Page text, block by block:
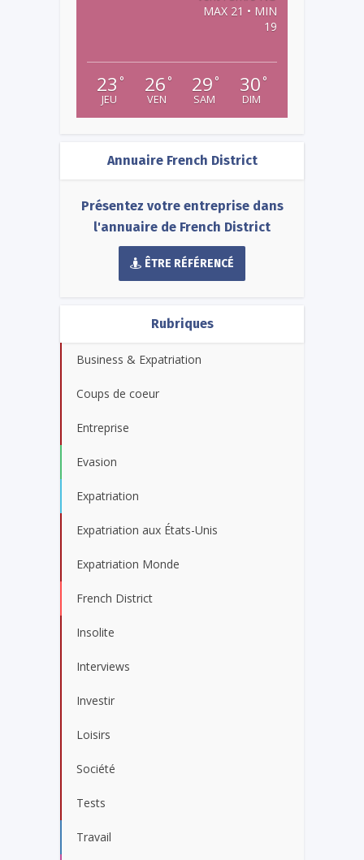
MAX 21 • MIN
19
23 °
JEU
26 °
VEN
29 °
SAM
30 °
DIM
Annuaire French District
Présentez votre entreprise dans
l'annuaire de French District
ÊTRE RÉFÉRENCÉ
Rubriques
Business & Expatriation
Coups de coeur
Entreprise
Evasion
Expatriation
Expatriation aux États-Unis
Expatriation Monde
French District
Insolite
Interviews
Investir
Loisirs
Société
Tests
Travail